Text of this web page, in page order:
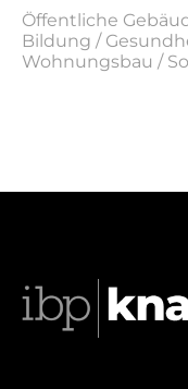
Öffentliche
Bildung /
Wohnungsbau /